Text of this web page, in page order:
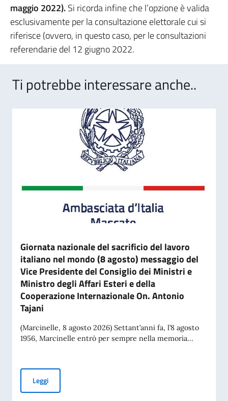
maggio 2022).Si ricorda infine che l’opzione è valida
esclusivamente per la consultazione elettorale cui si
riferisce (ovvero, in questo caso, per le consultazioni
referendarie del 12 giugno 2022.
Ti potrebbe interessare anche..
Giornata nazionale del sacrificio del lavoro
italiano nel mondo (8 agosto) messaggio del
Vice Presidente del Consiglio dei Ministri e
Ministro degli Affari Esteri e della
Cooperazione Internazionale On. Antonio
Tajani
(Marcinelle, 8 agosto 2026) Settant’anni fa, l’8 agosto
1956, Marcinelle entrò per sempre nella memoria...
LeggiGiornata nazionale del sacrificio del lavoro italiano nel